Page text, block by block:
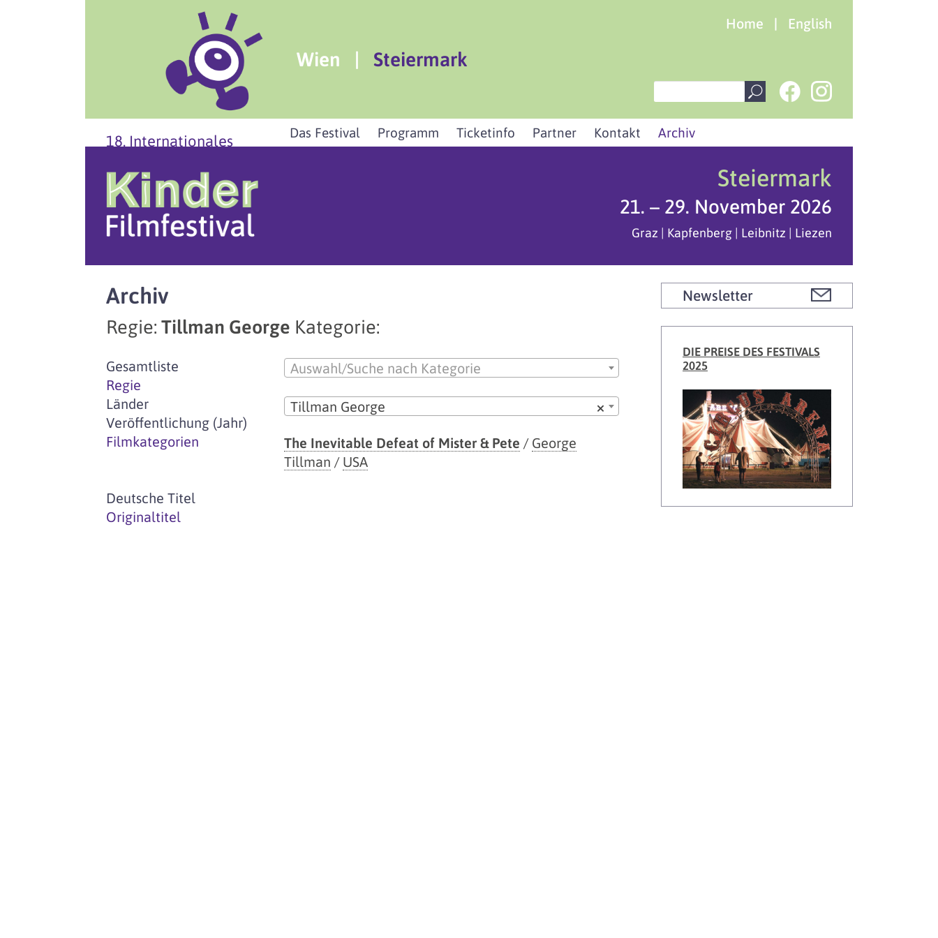
Home | English
Wien | Steiermark
18. Internationales Das Festival Programm Ticketinfo Partner Kontakt Archiv
Steiermark
21. – 29. November 2026
Graz | Kapfenberg | Leibnitz | Liezen
Archiv
Regie: Tillman George Kategorie:
Gesamtliste
Regie
Länder
Veröffentlichung (Jahr)
Filmkategorien
Deutsche Titel
Originaltitel
Auswahl/Suche nach Kategorie
×
Tillman George
The Inevitable Defeat of Mister & Pete / George
Tillman / USA
Newsletter
DIE PREISE DES FESTIVALS
2025